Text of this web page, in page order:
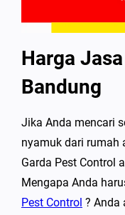
Harga
Bandung
Jika Anda mencari
nyamuk dari rumah
Garda Pest Control
Mengapa Anda
Pest Control ? Anda